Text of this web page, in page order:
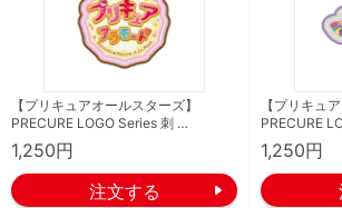
【プリキュアオールスターズ】
PRECURE LOGO Series 刺 …
1,250円
【プリキュ
PRECURE
1,250円